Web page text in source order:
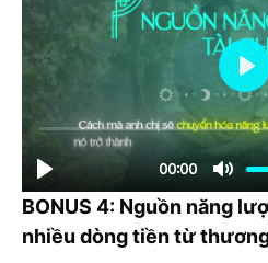
BONUS 4: Nguồn năng
nhiều dòng tiền từ